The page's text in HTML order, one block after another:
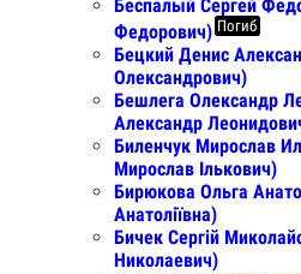
Беспалый Сергей
Федорович) Погиб
Бецкий Денис
Олександрович)
Бешлега Олександр
Александр
Биленчук Мирослав
Мирослав Ількович)
Бирюкова Ольга
Анатоліївна)
Бичек Сергій
Николаевич)